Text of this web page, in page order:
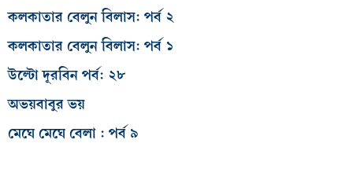
কলকাতার বেলুন বিলাস: পর্ব ২
কলকাতার বেলুন বিলাস: পর্ব ১
উল্টো দূরবিন পর্ব: ২৮
অভয়বাবুর ভয়
মেঘে মেঘে বেলা : পর্ব ৯